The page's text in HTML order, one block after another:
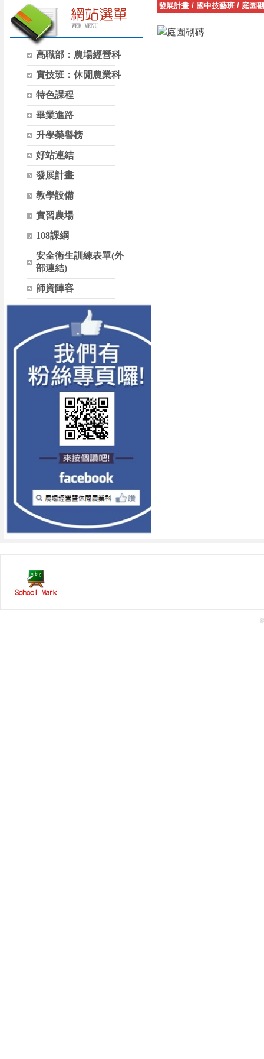
高職部：農場經營科
實技班：休閒農業科
特色課程
畢業進路
升學榮譽榜
好站連結
發展計畫
教學設備
實習農場
108課綱
安全衛生訓練表單(外
部連結)
師資陣容
發展計畫 / 國中技藝班 / 庭園